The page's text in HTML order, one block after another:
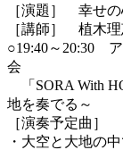
［演題］ 幸せ
［講師］ 植木理
○19:40～20:30
会
「SORA With
地を奏でる～
［演奏予定曲］
・大空と大地の